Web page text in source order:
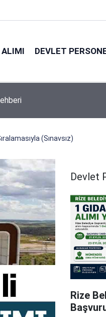
ALIMI DEVLET
| Şartlar
(Sınavsız)
Devlet
Rize